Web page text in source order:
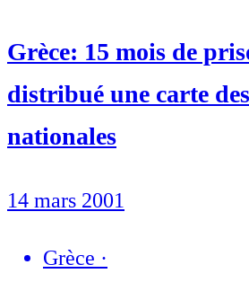
Grèce: 15 mois de
distribué une carte
nationales
14 mars 2001
Grèce ·